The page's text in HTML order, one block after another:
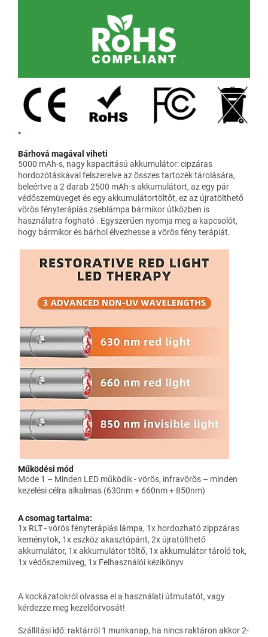
Bárhová magával viheti
5000 mAh-s, nagy kapacitású akkumulátor: cipzáras
hordozótáskával felszerelve az összes tartozék tárolására,
beleértve a 2 darab 2500 mAh-s akkumulátort, az egy pár
védőszemüveget és egy akkumulátortöltőt, ez az újratölthető
vörös fényterápiás zseblámpa bármikor útközben is
használatra fogható . Egyszerűen nyomja meg a kapcsolót,
hogy bármikor és bárhol élvezhesse a vörös fény terápiát.
Működési mód
Mode 1 – Minden LED működik - vörös, infravörös – minden
kezelési célra alkalmas (630nm + 660nm + 850nm)
A csomag tartalma:
1x RLT - vörös fényterápiás lámpa, 1x hordozható zippzáras
keménytok, 1x eszköz akasztópánt, 2x újratölthető
akkumulátor, 1x akkumulátor töltő, 1x akkumulátor tároló tok,
1x védőszemüveg, 1x Felhasználói kézikönyv
A kockázatokról olvassa el a használati útmutatót, vagy
kérdezze meg kezelőorvosát!
Szállítási idő: raktárról 1 munkanap, ha nincs raktáron akkor 2-